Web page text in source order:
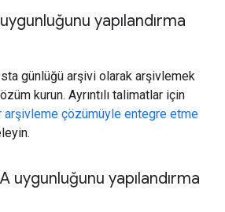
yapılandırma
günlüğü arşivi olarak arşivlemek
kurun. Ayrıntılı talimatlar için
arşivleme çözümüyle entegre etme
uygunluğunu yapılandırma